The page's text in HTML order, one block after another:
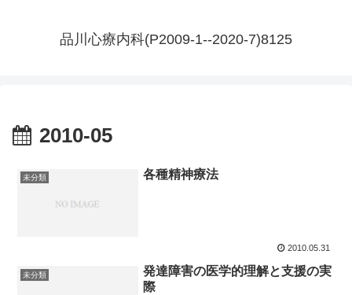
品川心療内科(P2009-1--2020-7)8125
2010-05
未分類 各種精神療法
2010.05.31
未分類
発達障害の医学的理解と支援の実
際